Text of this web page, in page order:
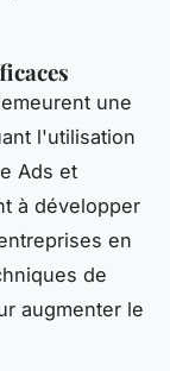
une
l'utilisation
Ads et
à développer
en
de
augmenter le